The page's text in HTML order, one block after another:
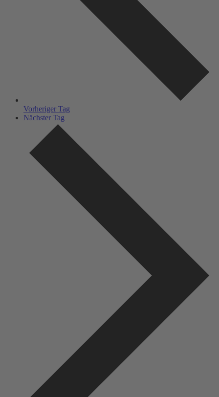
Vorheriger Tag
Nächster Tag